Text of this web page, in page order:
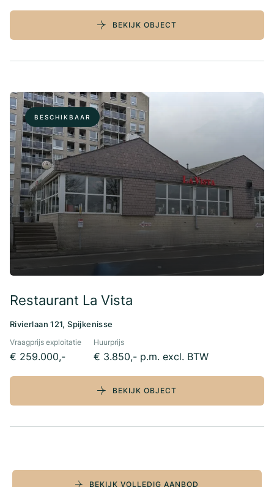
BEKIJK OBJECT
BESCHIKBAAR
Restaurant La Vista
Rivierlaan 121, Spijkenisse
Vraagprijs exploitatie
€ 259.000,-
Huurprijs
€ 3.850,- p.m. excl. BTW
BEKIJK OBJECT
BEKIJK VOLLEDIG AANBOD